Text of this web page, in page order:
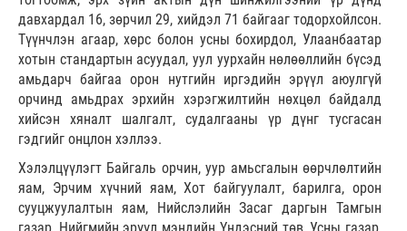
давхардал 16, зөрчил 29, хийдэл 71 байгааг тодорхойлсон.
Түүнчлэн агаар, хөрс болон усны бохирдол, Улаанбаатар
хотын стандартын асуудал, уул уурхайн нөлөөллийн бүсэд
амьдарч байгаа орон нутгийн иргэдийн эрүүл аюулгүй
орчинд амьдрах эрхийн хэрэгжилтийн нөхцөл байдалд
хийсэн хяналт шалгалт, судалгааны үр дүнг тусгасан
гэдгийг онцлон хэллээ.
Хэлэлцүүлэгт Байгаль орчин, уур амьсгалын өөрчлөлтийн
яам, Эрчим хүчний яам, Хот байгуулалт, барилга, орон
сууцжуулалтын яам, Нийслэлийн Засаг даргын Тамгын